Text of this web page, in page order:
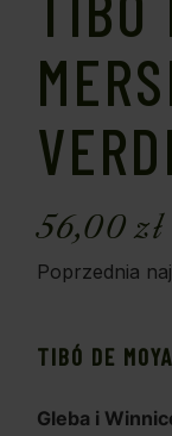
56,00zł
Poprzednia
TIBÓ DE
Gleba i